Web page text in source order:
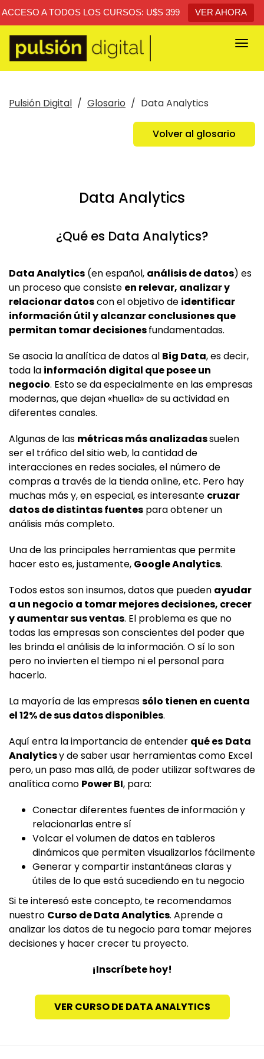
ACCESO A TODOS LOS CURSOS: U$S 399 VER AHORA
Pulsión Digital Glosario Data Analytics
Volver al glosario
Data Analytics
¿Qué es Data Analytics?
Data Analytics (en español, análisis de datos) es
un proceso que consiste en relevar, analizar y
relacionar datoscon el objetivo de identificar
información útil y alcanzar conclusiones que
permitan tomar decisionesfundamentadas.
Se asocia la analítica de datos al Big Data, es decir,
toda la información digital que posee un
negocio. Esto se da especialmente en las empresas
modernas, que dejan «huella» de su actividad en
diferentes canales.
Algunas de las métricas más analizadassuelen
ser el tráfico del sitio web, la cantidad de
interacciones en redes sociales, el número de
compras a través de la tienda online, etc. Pero hay
muchas más y, en especial, es interesante cruzar
datos de distintas fuentes para obtener un
análisis más completo.
Una de las principales herramientas que permite
hacer esto es, justamente, Google Analytics.
Todos estos son insumos, datos que pueden ayudar
a un negocio a tomar mejores decisiones, crecer
y aumentar sus ventas. El problema es que no
todas las empresas son conscientes del poder que
les brinda el análisis de la información. O sí lo son
pero no invierten el tiempo ni el personal para
hacerlo.
La mayoría de las empresassólo tienen en cuenta
el 12% de sus datos disponibles.
Aquí entra la importancia de entender qué es Data
Analyticsy de saber usar herramientas como Excel
pero, un paso mas allá, de poder utilizar softwares de
analítica como Power BI, para:
Conectar diferentes fuentes de información y
relacionarlas entre sí
Volcar el volumen de datos en tableros
dinámicos que permiten visualizarlos fácilmente
Generar y compartir instantáneas claras y
útiles de lo que está sucediendo en tu negocio
Si te interesó este concepto, te recomendamos
nuestro Curso de Data Analytics. Aprende a
analizar los datos de tu negocio para tomar mejores
decisiones y hacer crecer tu proyecto.
¡Inscríbete hoy!
VER CURSO DE DATA ANALYTICS